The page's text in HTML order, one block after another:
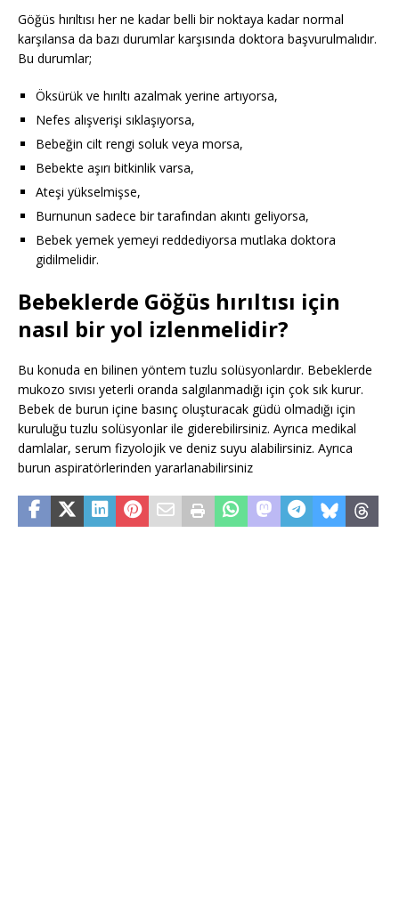
Göğüs hırıltısı her ne kadar belli bir noktaya kadar normal
karşılansa da bazı durumlar karşısında doktora başvurulmalıdır.
Bu durumlar;
Öksürük ve hırıltı azalmak yerine artıyorsa,
Nefes alışverişi sıklaşıyorsa,
Bebeğin cilt rengi soluk veya morsa,
Bebekte aşırı bitkinlik varsa,
Ateşi yükselmişse,
Burnunun sadece bir tarafından akıntı geliyorsa,
Bebek yemek yemeyi reddediyorsa mutlaka doktora
gidilmelidir.
Bebeklerde Göğüs hırıltısı için
nasıl bir yol izlenmelidir?
Bu konuda en bilinen yöntem tuzlu solüsyonlardır. Bebeklerde
mukozo sıvısı yeterli oranda salgılanmadığı için çok sık kurur.
Bebek de burun içine basınç oluşturacak güdü olmadığı için
kuruluğu tuzlu solüsyonlar ile giderebilirsiniz. Ayrıca medikal
damlalar, serum fizyolojik ve deniz suyu alabilirsiniz. Ayrıca
burun aspiratörlerinden yararlanabilirsiniz